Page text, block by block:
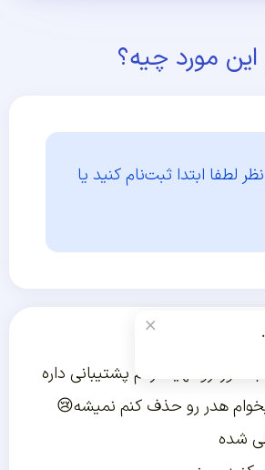
مورد چیه؟
لطفا ابتدا ثبت‌نام کنید یا
اهورا رو تهیه کردم پشتیبانی داره
هدر رو حذف کنم نمیشه😢
شده
×